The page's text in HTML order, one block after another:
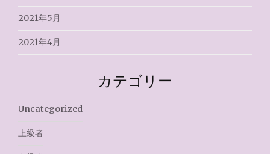
2021年5月
2021年4月
カテゴリー
Uncategorized
上級者